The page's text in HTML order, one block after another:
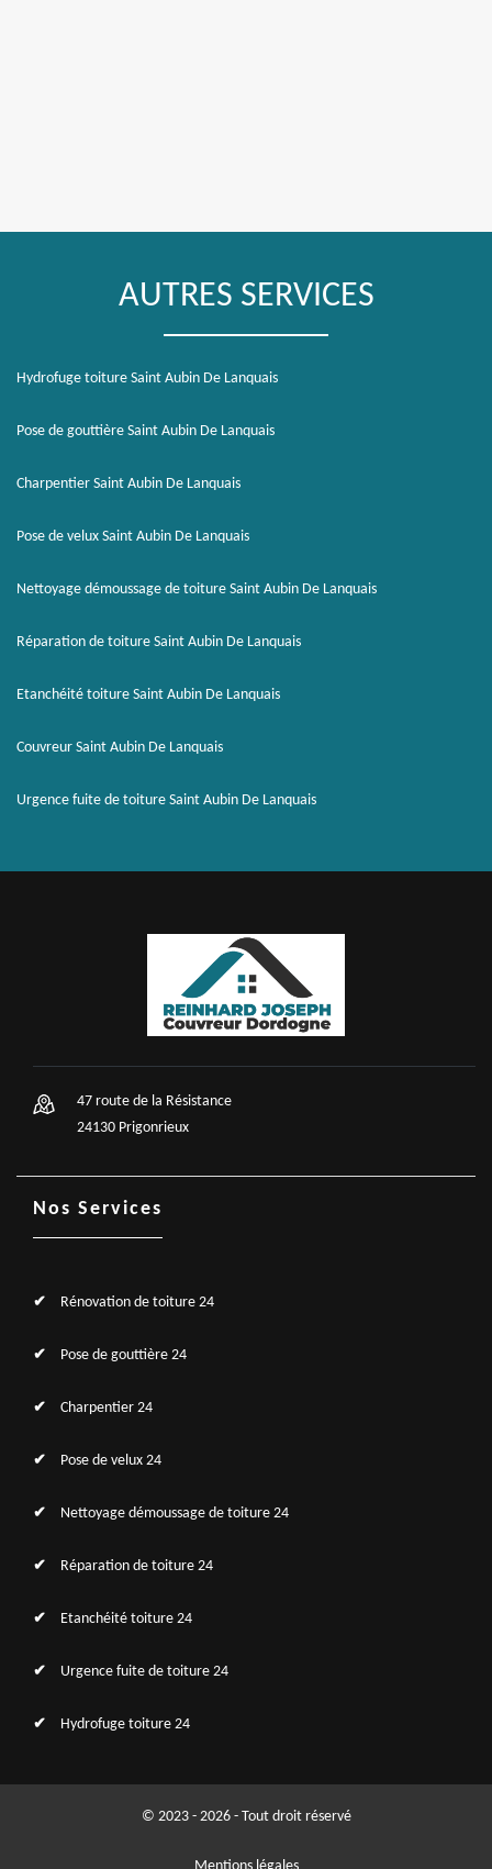
AUTRES SERVICES
Hydrofuge toiture Saint Aubin De Lanquais
Pose de gouttière Saint Aubin De Lanquais
Charpentier Saint Aubin De Lanquais
Pose de velux Saint Aubin De Lanquais
Nettoyage démoussage de toiture Saint Aubin De Lanquais
Réparation de toiture Saint Aubin De Lanquais
Etanchéité toiture Saint Aubin De Lanquais
Couvreur Saint Aubin De Lanquais
Urgence fuite de toiture Saint Aubin De Lanquais
47 route de la Résistance
24130 Prigonrieux
Nos Services
Rénovation de toiture 24
Pose de gouttière 24
Charpentier 24
Pose de velux 24
Nettoyage démoussage de toiture 24
Réparation de toiture 24
Etanchéité toiture 24
Urgence fuite de toiture 24
Hydrofuge toiture 24
© 2023 - 2026 - Tout droit réservé